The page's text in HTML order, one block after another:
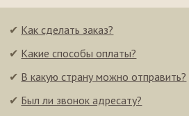
✔ Как сделать заказ?
✔ Какие способы оплаты?
✔ В какую страну можно отправить?
✔ Был ли звонок адресату?